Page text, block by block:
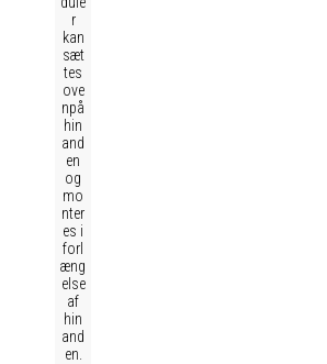
r
kan
sæt
tes
ove
npå
hin
and
en
og
mo
nter
es i
forl
æng
else
af
hin
and
en.